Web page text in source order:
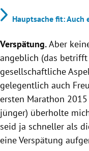
Hauptsache fit: Auch
Verspätung.Aber
angeblich (das
gesellschaftliche
gelegentlich auch
ersten Marathon
jünger) überholte
seid ja schneller als
eine Verspätung